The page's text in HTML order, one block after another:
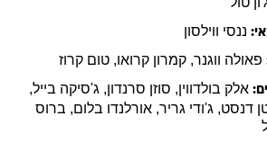
ננסי ווילסון
פאולה ווגנר, קמרון קרואו, טום קרוז
אלק בולדווין, סוזן סרנדון, ג'סיקה בייל,
דנסט, ג'ודי גריר, אורלנדו בלום, ברוס